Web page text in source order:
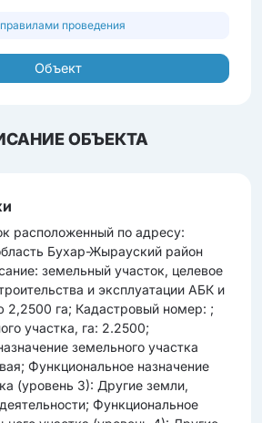
правилами проведения
Объект
ОБЪЕКТА
расположенный по адресу:
Бухар-Жырауский район
земельный участок, целевое
и эксплуатации АБК и
2,2500 га; Кадастровый номер: ;
участка, га: 2.2500;
земельного участка
Функциональное назначение
(уровень 3): Другие земли,
Функциональное